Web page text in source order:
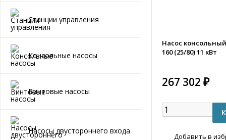
Станции управления
Консольные насосы
Винтовые насосы
Насосы двустороннего входа
Насос консольный
160 (25/80) 11 кВт
267 302 ₽
Добавить в